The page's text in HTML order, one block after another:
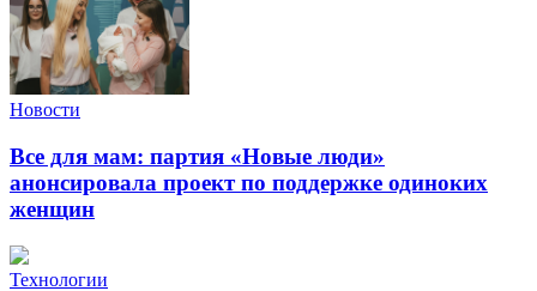
Новости
Все для мам: партия «Новые люди»
анонсировала проект по поддержке одиноких
женщин
Технологии